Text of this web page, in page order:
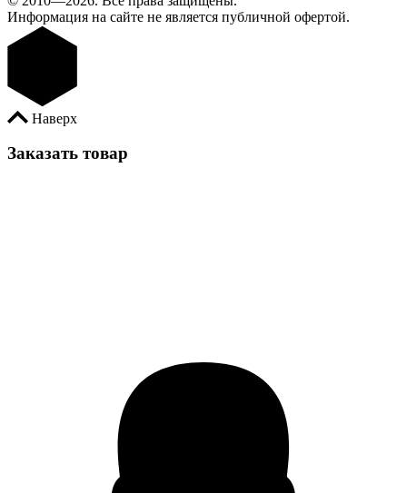
Информация на сайте не является публичной офертой.
Наверх
Заказать товар